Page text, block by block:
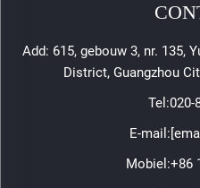
Add: 615, gebouw 3, nr. 135,
District, Guangzhou
Tel:020-
E-mail:
Mobiel:+86